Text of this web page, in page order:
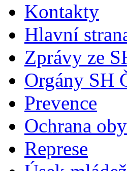
Kontakty
Hlavní
Zprávy ze
Orgány SH
Prevence
Ochrana
Represe